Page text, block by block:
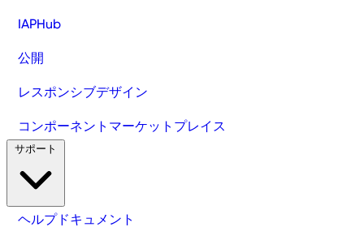
IAPHub
公開
レスポンシブデザイン
コンポーネントマーケットプレイス
ヘルプドキュメント